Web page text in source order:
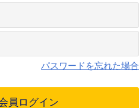
パスワードを忘れた場合